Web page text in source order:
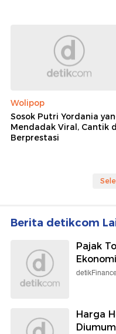
Wolipop
Sosok Putri Yordania
Mendadak Viral, Cantik
Berprestasi
Berita detikcom
Pajak
detikFinance
Harga